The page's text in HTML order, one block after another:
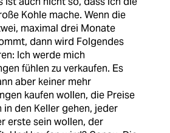
Kohle mache. Wenn die
maximal drei Monate
dann wird Folgendes
Ich werde mich
fühlen zu verkaufen. Es
aber keiner mehr
kaufen wollen, die Preise
in den Keller gehen, jeder
erste sein wollen, der